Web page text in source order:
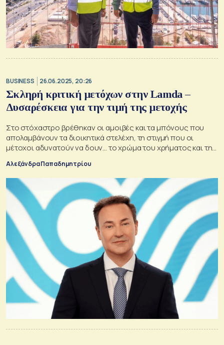
BUSINESS 26.06.2025, 20:26
Σκληρή κριτική μετόχων στην Lamda –
Δυσαρέσκεια για την τιμή της μετοχής
Στο στόχαστρο βρέθηκαν οι αμοιβές και τα μπόνους που
απολαμβάνουν τα διοικητικά στελέχη, τη στιγμή που οι
μέτοχοι αδυνατούν να δουν... το χρώμα του χρήματος και της
Αλεξάνδρα Παπαδημητρίου